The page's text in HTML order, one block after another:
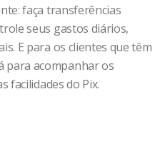
faça transferências
seus gastos diários,
E para os clientes que têm
para acompanhar os
facilidades do Pix.